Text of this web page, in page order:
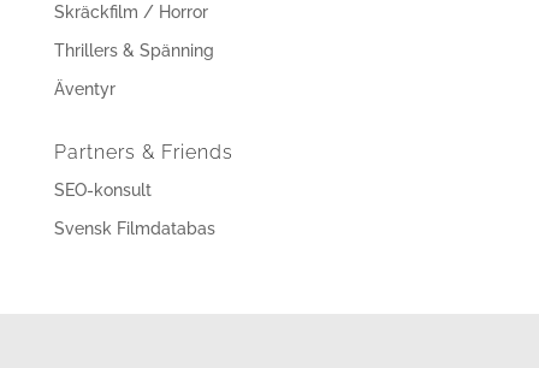
Skräckfilm / Horror
Thrillers & Spänning
Äventyr
Partners & Friends
SEO-konsult
Svensk Filmdatabas